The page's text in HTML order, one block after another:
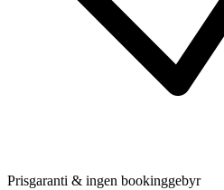
Prisgaranti & ingen bookinggebyr